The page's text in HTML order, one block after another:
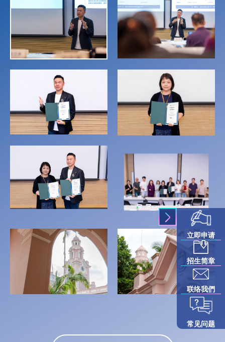
立即申请
招生简章
联络我們
常见问题